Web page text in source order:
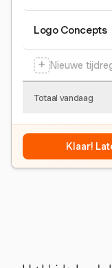
Logo Concepts
+ Nieuwe
Totaal vandaag
Klaar!